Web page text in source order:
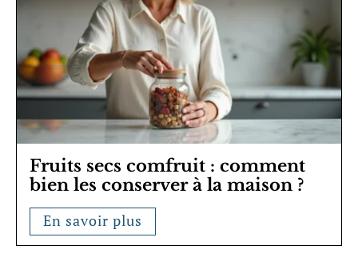
Fruits secs comfruit : comment
bien les conserver à la maison ?
En savoir plus